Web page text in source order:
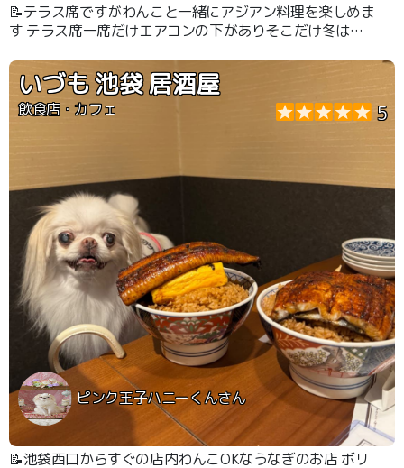
📝テラス席ですがわんこと一緒にアジアン料理を楽しめま
す テラス席一席だけエアコンの下がありそこだけ冬は暖
す いづも 池袋 居酒屋
飲食店・カフェ 5
ピンク王子ハニーくんさん
📝池袋西口からすぐの店内わんこOKなうなぎのお店 ボリ